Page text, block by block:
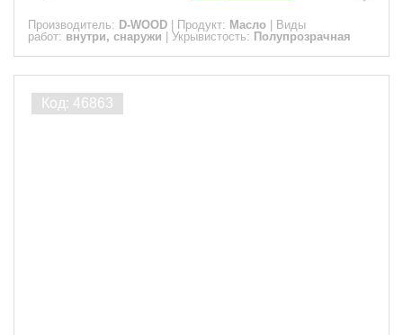
Производитель: D-WOOD Продукт: Масло
Виды
работ: внутри, снаружи Укрывистость: Полупрозрачная